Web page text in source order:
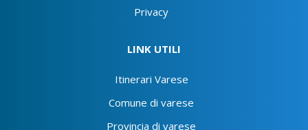
Privacy
LINK UTILI
Itinerari Varese
Comune di varese
Provincia di varese